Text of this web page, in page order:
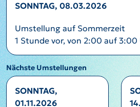
SONNTAG, 08.03.2026
Umstellung auf Sommerzeit
1 Stunde vor, von 2:00 auf 3:00
Nächste Umstellungen
SONNTAG,
01.11.2026